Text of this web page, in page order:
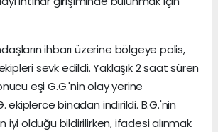
ihbarı üzerine bölgeye polis,
sevk edildi. Yaklaşık 2 saat süren
eşi G.G.'nin olay yerine
ekiplerce binadan indirildi. B.G.'nin
iyi olduğu bildirilirken, ifadesi alınmak